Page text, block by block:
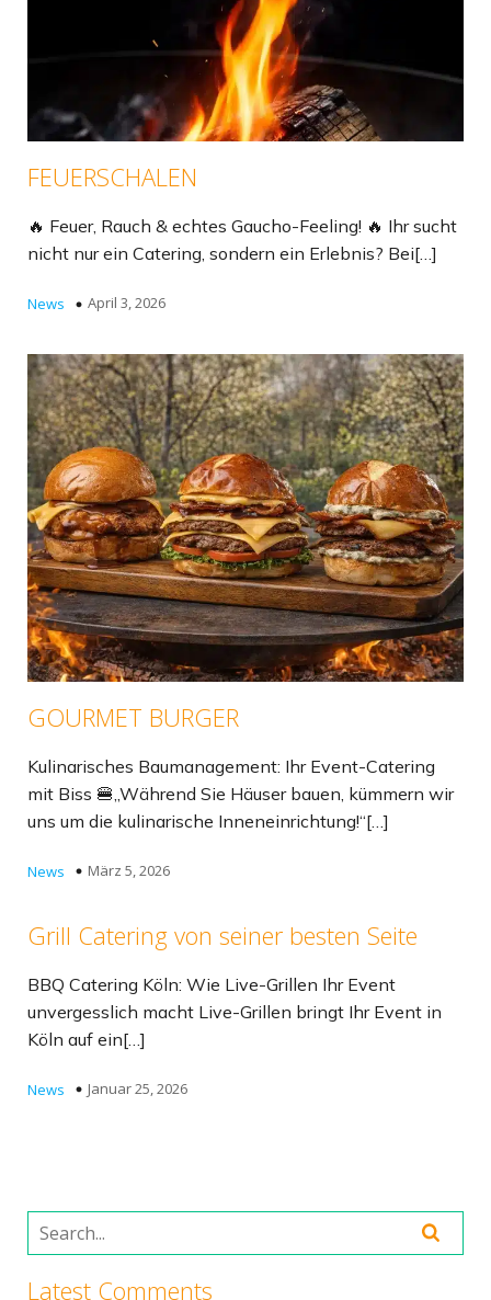
FEUERSCHALEN
🔥 Feuer, Rauch & echtes Gaucho-Feeling! 🔥 Ihr sucht
nicht nur ein Catering, sondern ein Erlebnis? Bei[…]
News April 3, 2026
GOURMET BURGER
Kulinarisches Baumanagement: Ihr Event-Catering
mit Biss 🍔„Während Sie Häuser bauen, kümmern wir
uns um die kulinarische Inneneinrichtung!“[…]
News März 5, 2026
Grill Catering von seiner besten Seite
BBQ Catering Köln: Wie Live-Grillen Ihr Event
unvergesslich macht Live-Grillen bringt Ihr Event in
Köln auf ein[…]
News Januar 25, 2026
Latest Comments